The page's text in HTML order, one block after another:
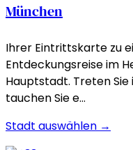
München
Ihrer Eintrittskarte zu
Entdeckungsreise im
Hauptstadt. Treten
tauchen Sie e…
Stadt auswählen →